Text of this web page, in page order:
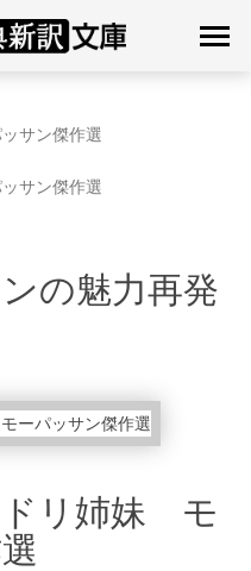
サン傑作選
サン傑作選
の魅力再発
ドリ姉妹 モ